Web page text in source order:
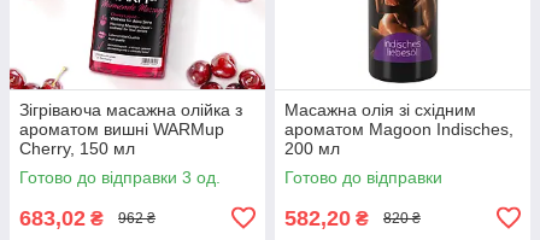
Зігріваюча масажна олійка з
ароматом вишні WARMup
Cherry, 150 мл
Готово до відправки 3 од.
683,02 ₴ 962 ₴
Масажна олія зі східним
ароматом Magoon Indisches,
200 мл
Готово до відправки
582,20 ₴ 820 ₴